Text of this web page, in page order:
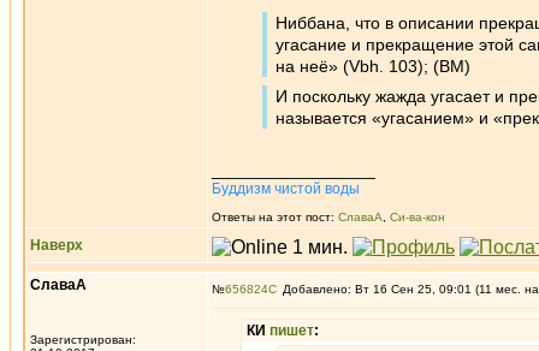
Ниббана, что в описании
угасание и прекращение этой
на неё» (Vbh. 103); (ВМ)
И поскольку жажда угасает и
называется «угасанием» и
Буддизм чистой воды
Ответы на этот пост: СлаваА Си-ва-кон
Наверх
СлаваА
Зарегистрирован:
№656824 Добавлено: Вт 16 Сен 25, 09:01 (11 мес.
КИ пишет: